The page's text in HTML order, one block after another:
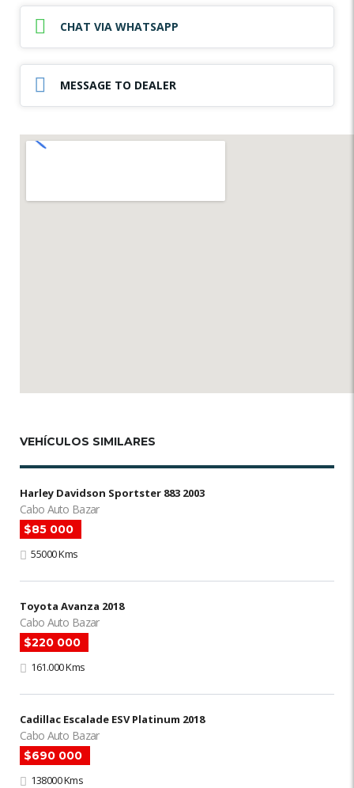
CHAT VIA WHATSAPP
MESSAGE TO DEALER
VEHÍCULOS SIMILARES
Harley Davidson Sportster 883 2003
Cabo Auto Bazar
$85 000
55000 Kms
Toyota Avanza 2018
Cabo Auto Bazar
$220 000
161.000 Kms
Cadillac Escalade ESV Platinum 2018
Cabo Auto Bazar
$690 000
138000 Kms